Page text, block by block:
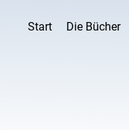
Start Die Bücher